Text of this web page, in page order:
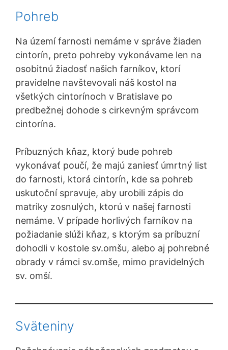
Pohreb
Na území farnosti nemáme v správe žiaden
cintorín, preto pohreby vykonávame len na
osobitnú žiadosť našich farníkov, ktorí
pravidelne navštevovali náš kostol na
všetkých cintorínoch v Bratislave po
predbežnej dohode s cirkevným správcom
cintorína.
Príbuzných kňaz, ktorý bude pohreb
vykonávať poučí, že majú zaniesť úmrtný list
do farnosti, ktorá cintorín, kde sa pohreb
uskutoční spravuje, aby urobili zápis do
matriky zosnulých, ktorú v našej farnosti
nemáme. V prípade horlivých farníkov na
požiadanie slúži kňaz, s ktorým sa príbuzní
dohodli v kostole sv.omšu, alebo aj pohrebné
obrady v rámci sv.omše, mimo pravidelných
sv. omší.
Sväteniny